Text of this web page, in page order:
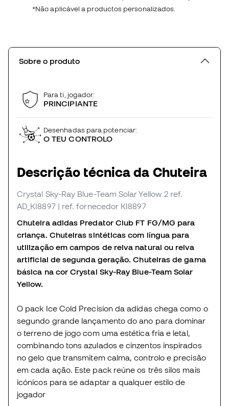
*Não aplicável a productos personalizados.
Sobre o produto
Para ti, jogador:
PRINCIPIANTE
Desenhadas para potenciar:
O TEU CONTROLO
Descrição técnica da Chuteira
Crystal Sky-Ray Blue-Team Solar Yellow 2 ref.
AD_KI8897 | ref. fornecedor KI8897
Chuteira adidas Predator Club FT FG/MG para
criança. Chuteiras sintéticas com língua para
utilização em campos de relva natural ou relva
artificial de segunda geração. Chuteiras de gama
básica na cor Crystal Sky-Ray Blue-Team Solar
Yellow.
O pack Ice Cold Precision da adidas chega como o
segundo grande lançamento do ano para dominar
o terreno de jogo com uma estética fria e letal,
combinando tons azulados e cinzentos inspirados
no gelo que transmitem calma, controlo e precisão
em cada ação. Este pack reúne os três silos mais
icónicos para se adaptar a qualquer estilo de
jogador